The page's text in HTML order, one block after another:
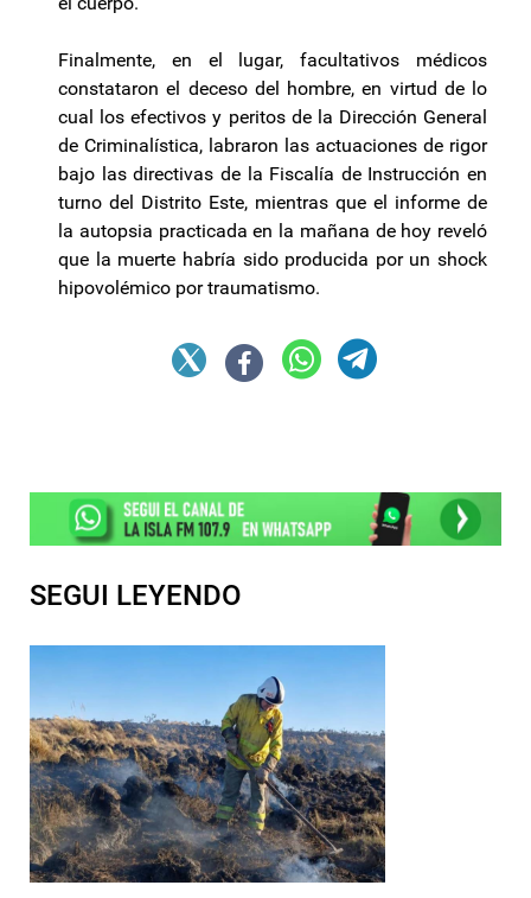
Finalmente, en el lugar, facultativos médicos
constataron el deceso del hombre, en virtud de lo
cual los efectivos y peritos de la Dirección General
de Criminalística, labraron las actuaciones de rigor
bajo las directivas de la Fiscalía de Instrucción en
turno del Distrito Este, mientras que el informe de
la autopsia practicada en la mañana de hoy reveló
que la muerte habría sido producida por un shock
hipovolémico por traumatismo.
SEGUI LEYENDO